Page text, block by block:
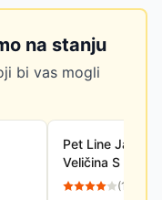
na stanju
bi vas mogli
Pet Line Jastuk
Veličina S
(11